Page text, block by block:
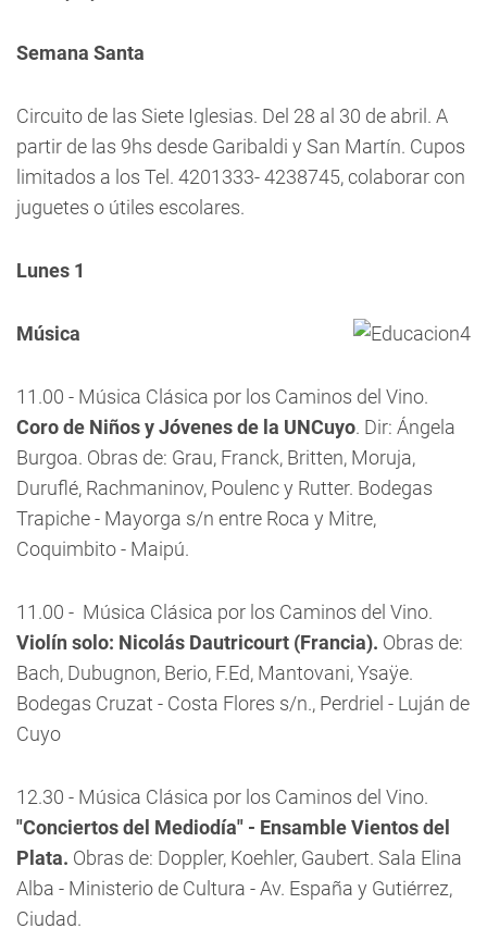
Semana Santa
Circuito de las Siete Iglesias. Del 28 al 30 de abril. A
partir de las 9hs desde Garibaldi y San Martín. Cupos
limitados a los Tel. 4201333- 4238745, colaborar con
juguetes o útiles escolares.
Lunes 1
Música
11.00 - Música Clásica por los Caminos del Vino.
Coro de Niños y Jóvenes de la UNCuyo. Dir: Ángela
Burgoa. Obras de: Grau, Franck, Britten, Moruja,
Duruflé, Rachmaninov, Poulenc y Rutter. Bodegas
Trapiche - Mayorga s/n entre Roca y Mitre,
Coquimbito - Maipú.
11.00 - Música Clásica por los Caminos del Vino.
Violín solo: Nicolás Dautricourt (Francia). Obras de:
Bach, Dubugnon, Berio, F.Ed, Mantovani, Ysaÿe.
Bodegas Cruzat - Costa Flores s/n., Perdriel - Luján de
Cuyo
12.30 - Música Clásica por los Caminos del Vino.
"Conciertos del Mediodía" - Ensamble Vientos del
Plata. Obras de: Doppler, Koehler, Gaubert. Sala Elina
Alba - Ministerio de Cultura - Av. España y Gutiérrez,
Ciudad.